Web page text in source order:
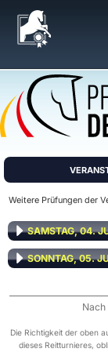
Weitere Prüfungen der
SAMSTAG, 04.
SONNTAG, 05.
Nach
Die Richtigkeit der oben
dieses Reitturnieres,